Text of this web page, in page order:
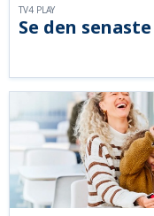
Se den
TV4 PLAY